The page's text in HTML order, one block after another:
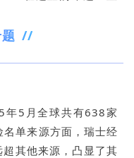
题 //
年5月全球共有638家
单来源方面，瑞士经
其他来源，凸显了其